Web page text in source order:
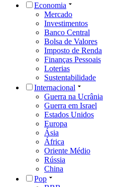
Economia
Mercado
Investimentos
Banco Central
Bolsa de Valores
Imposto de Renda
Finanças Pessoais
Loterias
Sustentabilidade
Internacional
Guerra na Ucrânia
Guerra em Israel
Estados Unidos
Europa
Ásia
África
Oriente Médio
Rússia
China
Pop